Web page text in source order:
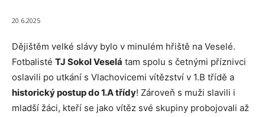
20.6.2025
Dějištěm velké slávy bylo v minulém hřiště na Veselé.
Fotbalisté TJ Sokol Veselá tam spolu s četnými příznivci
oslavili po utkání s Vlachovicemi vítězství v 1.B třídě a
historický postup do 1.A třídy! Zároveň s muži slavili i
mladší žáci, kteří se jako vítěz své skupiny probojovali až